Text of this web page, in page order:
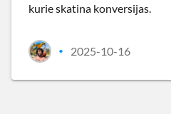
kurie skatina konversijas.
• 2025-10-16